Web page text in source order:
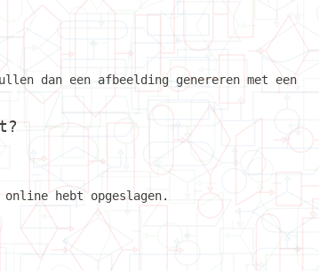
dan een afbeelding genereren met een
hebt opgeslagen.